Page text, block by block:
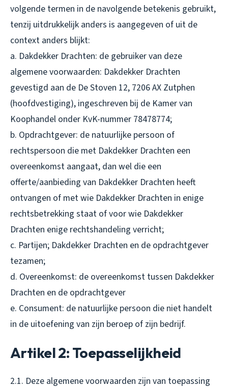
volgende termen in de navolgende betekenis gebruikt,
tenzij uitdrukkelijk anders is aangegeven of uit de
context anders blijkt:
a. Dakdekker Drachten: de gebruiker van deze
algemene voorwaarden: Dakdekker Drachten
gevestigd aan de De Stoven 12, 7206 AX Zutphen
(hoofdvestiging), ingeschreven bij de Kamer van
Koophandel onder KvK-nummer 78478774;
b. Opdrachtgever: de natuurlijke persoon of
rechtspersoon die met Dakdekker Drachten een
overeenkomst aangaat, dan wel die een
offerte/aanbieding van Dakdekker Drachten heeft
ontvangen of met wie Dakdekker Drachten in enige
rechtsbetrekking staat of voor wie Dakdekker
Drachten enige rechtshandeling verricht;
c. Partijen; Dakdekker Drachten en de opdrachtgever
tezamen;
d. Overeenkomst: de overeenkomst tussen Dakdekker
Drachten en de opdrachtgever
e. Consument: de natuurlijke persoon die niet handelt
in de uitoefening van zijn beroep of zijn bedrijf.
Artikel 2: Toepasselijkheid
2.1. Deze algemene voorwaarden zijn van toepassing